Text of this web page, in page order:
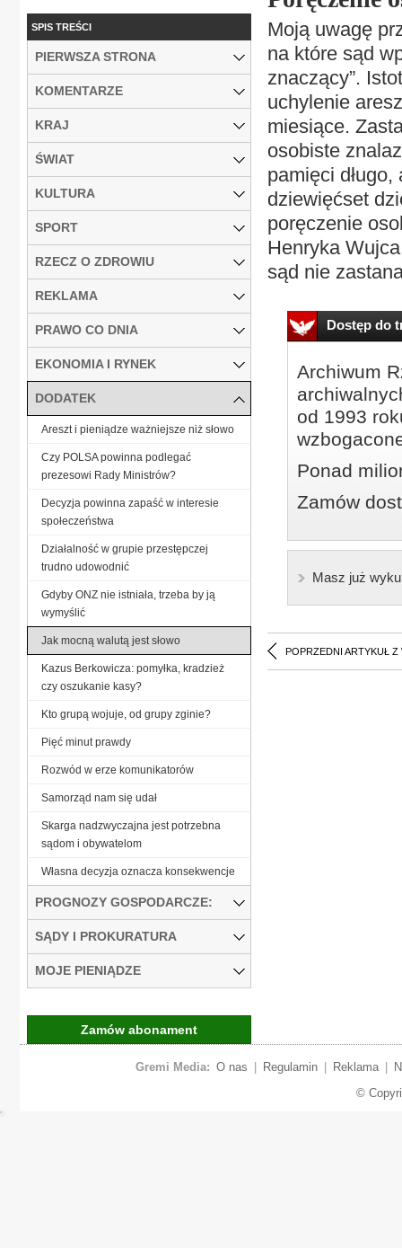
Moją uwagę
na które sąd
znaczący”.
uchylenie
miesiące.
osobiste
pamięci
dziewięćset
poręczenie
Henryka
sąd nie
Dostęp do
Archiwum
od 1993
Ponad
Zamów
Masz już
POPRZEDNI ARTYKUŁ Z
SPIS TREŚCI
PIERWSZA STRONA
KOMENTARZE
KRAJ
ŚWIAT
KULTURA
SPORT
RZECZ O ZDROWIU
REKLAMA
PRAWO CO DNIA
EKONOMIA I RYNEK
DODATEK
Areszt i pieniądze ważniejsze niż słowo
Czy POLSA powinna podlegać
prezesowi Rady Ministrów?
Decyzja powinna zapaść w interesie
społeczeństwa
Działalność w grupie przestępczej
trudno udowodnić
Gdyby ONZ nie istniała, trzeba by ją
wymyślić
Jak mocną walutą jest słowo
Kazus Berkowicza: pomyłka, kradzież
czy oszukanie kasy?
Kto grupą wojuje, od grupy zginie?
Pięć minut prawdy
Rozwód w erze komunikatorów
Samorząd nam się udał
Skarga nadzwyczajna jest potrzebna
sądom i obywatelom
Własna decyzja oznacza konsekwencje
PROGNOZY GOSPODARCZE:
SĄDY I PROKURATURA
MOJE PIENIĄDZE
Zamów abonament
Gremi Media: O nas Regulamin Reklama
©